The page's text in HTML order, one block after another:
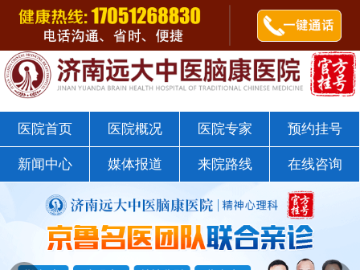
医院首页 医院概况 医院专家 预约挂号
新闻中心 媒体报道 来院路线 在线咨询
郭树杰医师
济南远大中医脑康医院戒瘾科
点击咨询